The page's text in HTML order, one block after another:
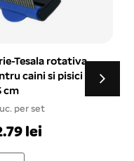
Castron plastic simplu
patrat 0.45 l
1 buc. per set
11.88 lei